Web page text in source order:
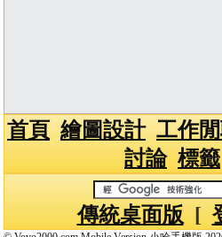
首頁 繪圖設計 工作
討論 標籤
傳統桌面版 [